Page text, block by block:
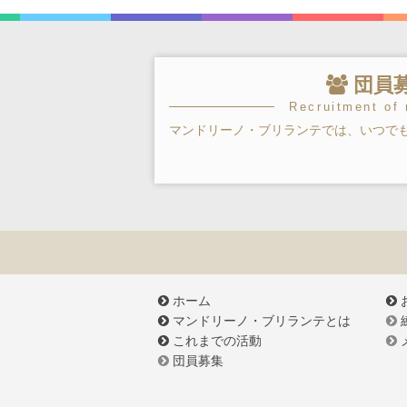
団員
Recruitment of
マンドリーノ・ブリランテでは、いつで
ホーム
マンドリーノ・ブリランテとは
これまでの活動
団員募集